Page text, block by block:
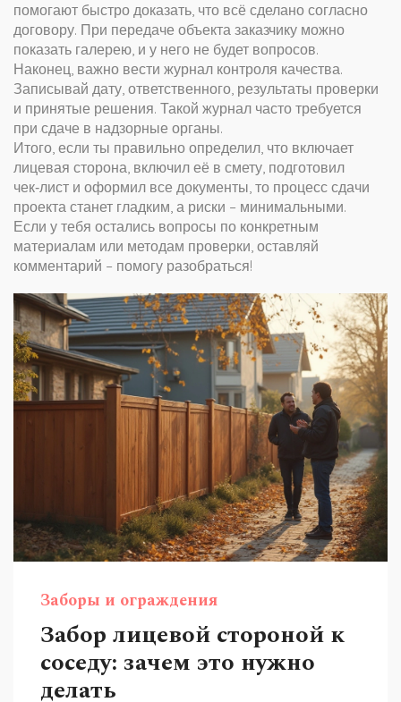
помогают быстро доказать, что всё сделано согласно
договору. При передаче объекта заказчику можно
показать галерею, и у него не будет вопросов.
Наконец, важно вести журнал контроля качества.
Записывай дату, ответственного, результаты проверки
и принятые решения. Такой журнал часто требуется
при сдаче в надзорные органы.
Итого, если ты правильно определил, что включает
лицевая сторона, включил её в смету, подготовил
чек‑лист и оформил все документы, то процесс сдачи
проекта станет гладким, а риски – минимальными.
Если у тебя остались вопросы по конкретным
материалам или методам проверки, оставляй
комментарий – помогу разобраться!
Заборы и ограждения
Забор лицевой стороной к
соседу: зачем это нужно
делать